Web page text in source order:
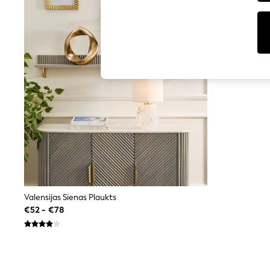
Shorts
Joggers
adidas
Nike
All Girls Schoolwear
Shoes
Dresses
Trousers
Skirts
Shirts
Polo Shirts
Sweatshirts
Cardigans
Coats & Jackets
Underwear
Socks & Tights
Multipacks
All Girls Sports & Swimwear
Trainers & Pumps
Swimwear
Valensijas Sienas Plaukts
€52 - €78